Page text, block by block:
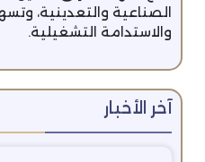
الصناعية والتعدينية،
والاستدامة التشغيلية.
آخر الأخبار